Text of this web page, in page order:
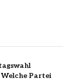
Partei